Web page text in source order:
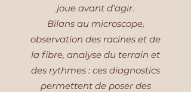
joue avant d’agir.
Bilans au microscope,
observation des racines et de
la fibre, analyse du terrain et
des rythmes : ces diagnostics
permettent de poser des